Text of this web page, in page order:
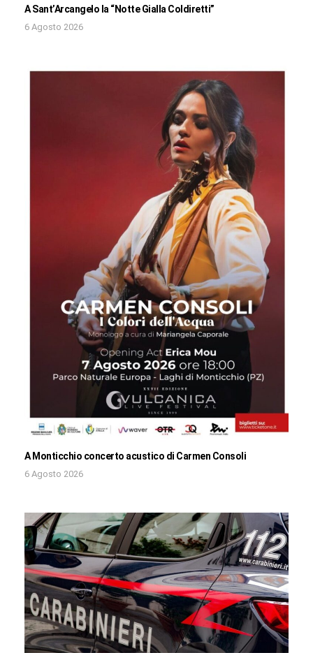
A Sant’Arcangelo la “Notte Gialla Coldiretti”
6 Agosto 2026
A Monticchio concerto acustico di Carmen Consoli
6 Agosto 2026